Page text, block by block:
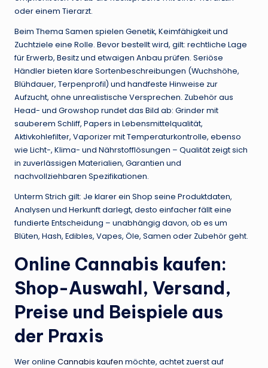
oder einem Tierarzt.
Beim Thema Samen spielen Genetik, Keimfähigkeit und
Zuchtziele eine Rolle. Bevor bestellt wird, gilt: rechtliche Lage
für Erwerb, Besitz und etwaigen Anbau prüfen. Seriöse
Händler bieten klare Sortenbeschreibungen (Wuchshöhe,
Blühdauer, Terpenprofil) und handfeste Hinweise zur
Aufzucht, ohne unrealistische Versprechen. Zubehör aus
Head- und Growshop rundet das Bild ab: Grinder mit
sauberem Schliff, Papers in Lebensmittelqualität,
Aktivkohlefilter, Vaporizer mit Temperaturkontrolle, ebenso
wie Licht-, Klima- und Nährstofflösungen – Qualität zeigt sich
in zuverlässigen Materialien, Garantien und
nachvollziehbaren Spezifikationen.
Unterm Strich gilt: Je klarer ein Shop seine Produktdaten,
Analysen und Herkunft darlegt, desto einfacher fällt eine
fundierte Entscheidung – unabhängig davon, ob es um
Blüten, Hash, Edibles, Vapes, Öle, Samen oder Zubehör geht.
Online Cannabis kaufen:
Shop-Auswahl, Versand,
Preise und Beispiele aus
der Praxis
Wer online Cannabis kaufen möchte, achtet zuerst auf